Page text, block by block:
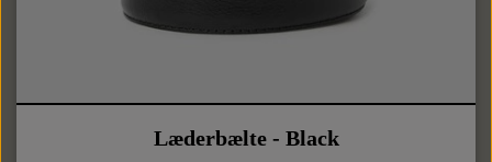
Læderbælte - Black